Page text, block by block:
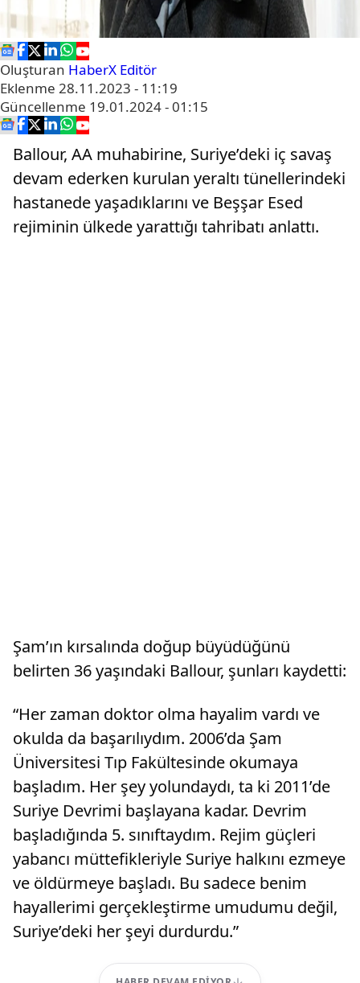
Oluşturan HaberX Editör
Eklenme 28.11.2023 - 11:19
Güncellenme 19.01.2024 - 01:15
Ballour, AA muhabirine, Suriye’deki iç savaş
devam ederken kurulan yeraltı tünellerindeki
hastanede yaşadıklarını ve Beşşar Esed
rejiminin ülkede yarattığı tahribatı anlattı.
Şam’ın kırsalında doğup büyüdüğünü
belirten 36 yaşındaki Ballour, şunları kaydetti:
“Her zaman doktor olma hayalim vardı ve
okulda da başarılıydım. 2006’da Şam
Üniversitesi Tıp Fakültesinde okumaya
başladım. Her şey yolundaydı, ta ki 2011’de
Suriye Devrimi başlayana kadar. Devrim
başladığında 5. sınıftaydım. Rejim güçleri
yabancı müttefikleriyle Suriye halkını ezmeye
ve öldürmeye başladı. Bu sadece benim
hayallerimi gerçekleştirme umudumu değil,
Suriye’deki her şeyi durdurdu.”